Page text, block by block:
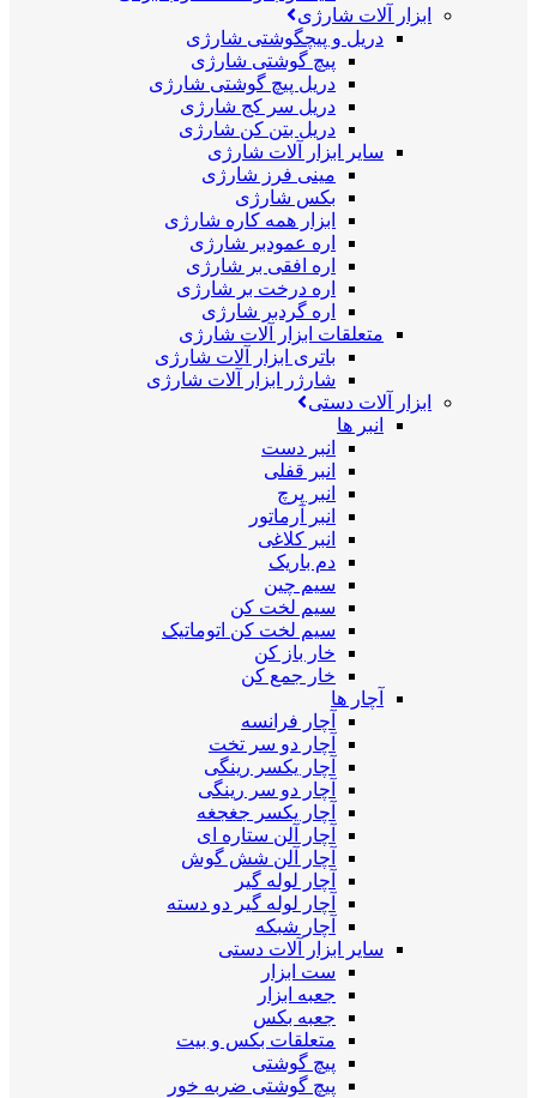
ابزار آلات شارژی
دریل و پیچگوشتی شارژی
پیچ گوشتی شارژی
دریل پیچ گوشتی شارژی
دریل سر کج شارژی
دریل بتن کن شارژی
سایر ابزار آلات شارژی
مینی فرز شارژی
بکس شارژی
ابزار همه کاره شارژی
اره عمودبر شارژی
اره افقی بر شارژی
اره درخت بر شارژی
اره گردبر شارژی
متعلقات ابزار آلات شارژی
باتری ابزار آلات شارژی
شارژر ابزار آلات شارژی
ابزار آلات دستی
انبر ها
انبر دست
انبر قفلی
انبر پرچ
انبر آرماتور
انبر کلاغی
دم باریک
سیم چین
سیم لخت کن
سیم لخت کن اتوماتیک
خار باز کن
خار جمع کن
آچار ها
آچار فرانسه
آچار دو سر تخت
آچار یکسر رینگی
آچار دو سر رینگی
آچار یکسر جغجغه
آچار آلن ستاره ای
آچار آلن شش گوش
آچار لوله گیر
آچار لوله گیر دو دسته
آچار شبکه
سایر ابزار آلات دستی
ست ابزار
جعبه ابزار
جعبه بکس
متعلقات بکس و بیت
پیچ گوشتی
پیچ گوشتی ضربه خور